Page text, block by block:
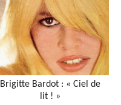
Brigitte Bardot : « Ciel de
lit ! »